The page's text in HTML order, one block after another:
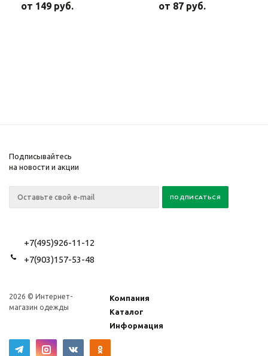
от 149 руб. от 87 руб.
Подписывайтесь
на новости и акции
+7(495)926-11-12
+7(903)157-53-48
2026 © Интернет-
магазин одежды
Компания
Каталог
Информация